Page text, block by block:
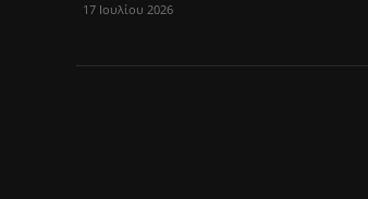
17 Ιουλίου 2026